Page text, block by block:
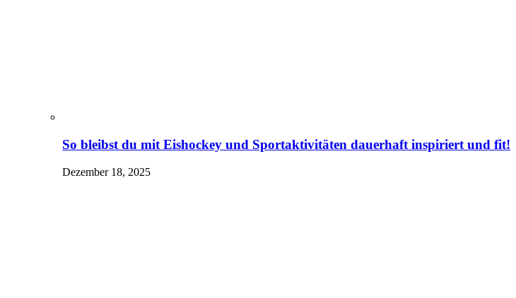
So bleibst du mit Eishockey und Sportaktivitäten dauerhaft inspiriert und fit!
Dezember 18, 2025